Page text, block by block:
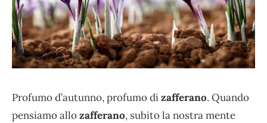
Profumo d’autunno, profumo dizafferano. Quando
pensiamo allozafferano, subito la nostra mente